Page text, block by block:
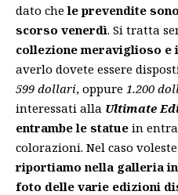
dato chele prevendite
scorso venerdì. Si tratta
collezione meraviglioso e
averlo dovete essere
599 dollari, oppure 1.200
interessati alla Ultimate
entrambe le statue in
colorazioni. Nel caso
riportiamo nella galleria
foto delle varie edizioni